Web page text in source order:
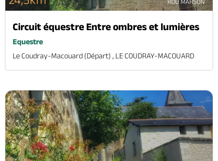
Circuit équestre Entre ombres et lumières
Equestre
Le Coudray-Macouard (départ) , LE COUDRAY-MACOUARD